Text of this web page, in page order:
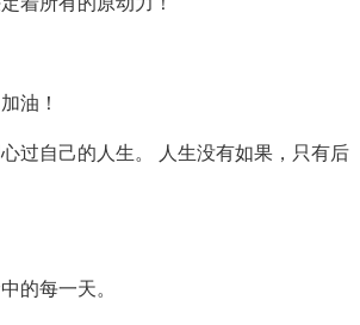
油！
过自己的人生。 人生没有如果，只有后
的每一天。